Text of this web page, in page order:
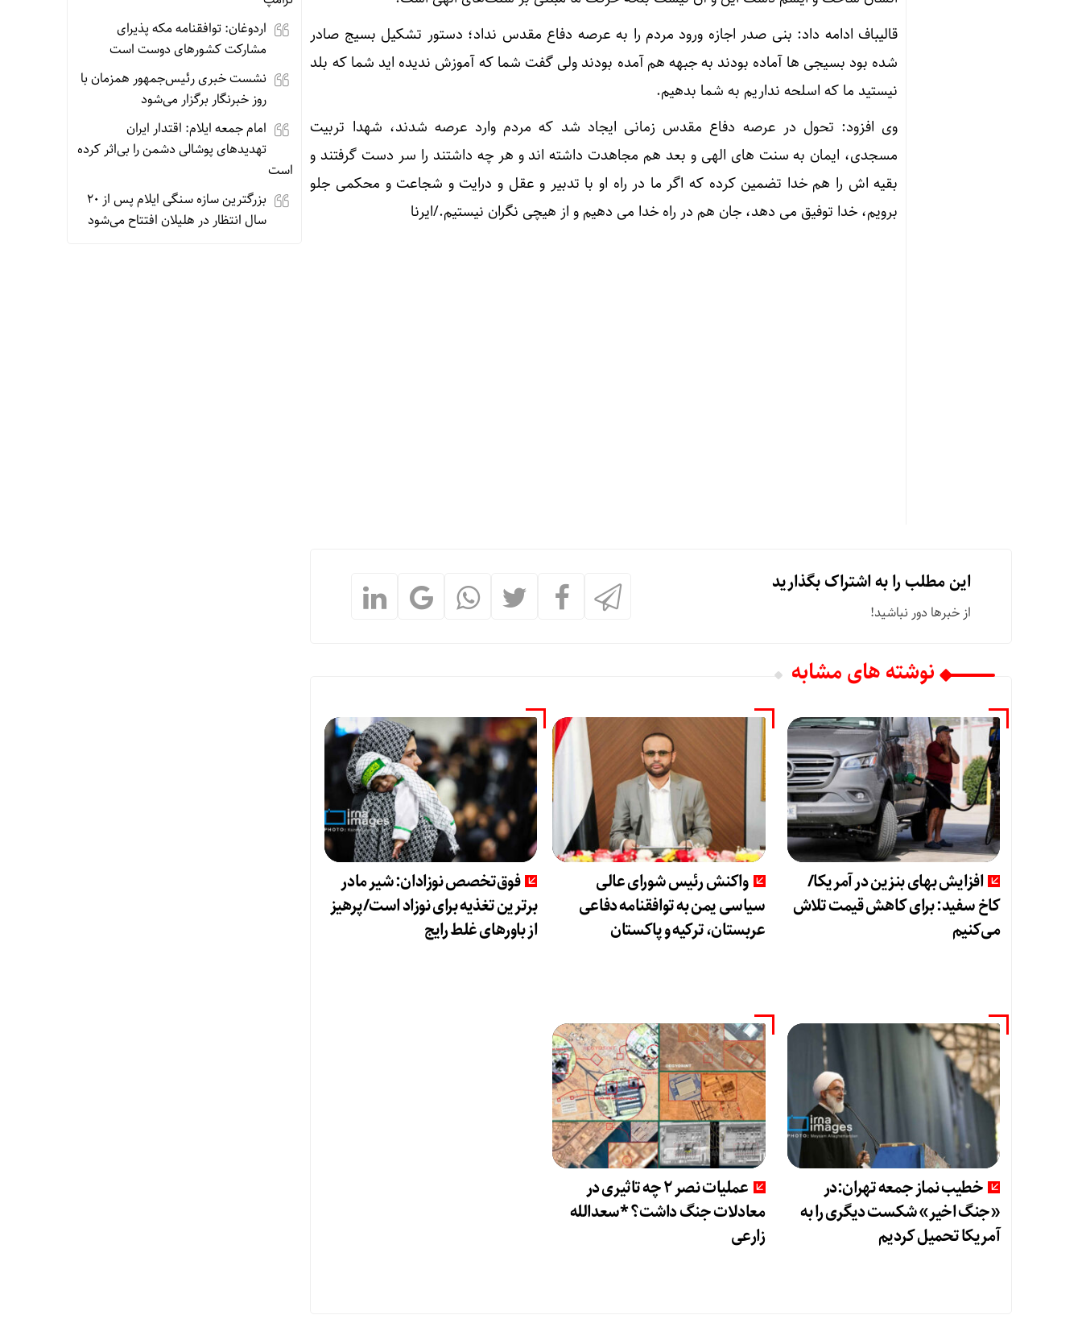
قالیباف ادامه داد: بنی صدر اجازه ورود مردم را به عرصه دفاع مقدس نداد؛ دستور تشکیل بسیج صادر
شده بود بسیجی ها آماده بودند به جبهه هم آمده بودند ولی گفت شما که آموزش ندیده اید شما که بلد
نیستید ما که اسلحه نداریم به شما بدهیم.
وی افزود: تحول در عرصه دفاع مقدس زمانی ایجاد شد که مردم وارد عرصه شدند، شهدا تربیت
مسجدی، ایمان به سنت های الهی و بعد هم مجاهدت داشته اند و هر چه داشتند را سر دست گرفتند و
بقیه اش را هم خدا تضمین کرده که اگر ما در راه او با تدبیر و عقل و درایت و شجاعت و محکمی جلو
برویم، خدا توفیق می دهد، جان هم در راه خدا می دهیم و از هیچی نگران نیستیم./ایرنا
این مطلب را به اشتراک بگذارید
از خبرها دور نباشید!
نوشته های مشابه
افزایش بهای بنزین در آمریکا/
کاخ سفید: برای کاهش قیمت تلاش
می‌کنیم
واکنش رئیس شورای عالی
سیاسی یمن به توافقنامه دفاعی
عربستان، ترکیه و پاکستان
فوق‌تخصص نوزادان: شیر مادر
برترین تغذیه برای نوزاد است/پرهیز
از باورهای غلط رایج
خطیب نماز جمعه تهران:در
«جنگ اخیر» شکست دیگری را به
آمریکا تحمیل کردیم
عملیات نصر ۲ چه تاثیری در
معادلات جنگ داشت؟ *سعدالله
زارعی
اردوغان: توافقنامه مکه پذیرای
مشارکت کشورهای دوست است
نشست خبری رئیس‌جمهور همزمان با
روز خبرنگار برگزار می‌شود
امام جمعه ایلام: اقتدار ایران
تهدیدهای پوشالی دشمن را بی‌اثر کرده
است
بزرگترین سازه سنگی ایلام پس از ۲۰
سال انتظار در هلیلان افتتاح می‌شود